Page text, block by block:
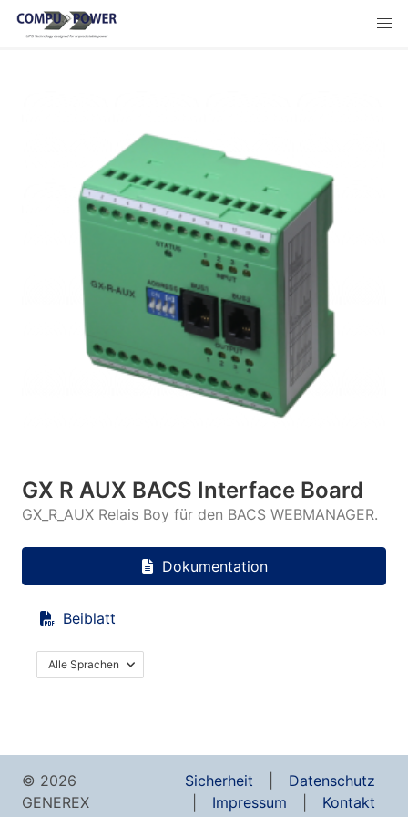
GX R AUX BACS Interface Board
GX_R_AUX Relais Boy für den BACS WEBMANAGER.
Dokumentation
Beiblatt
Alle Sprachen
© 2026
GENEREX
Sicherheit
Datenschutz
Impressum
Kontakt